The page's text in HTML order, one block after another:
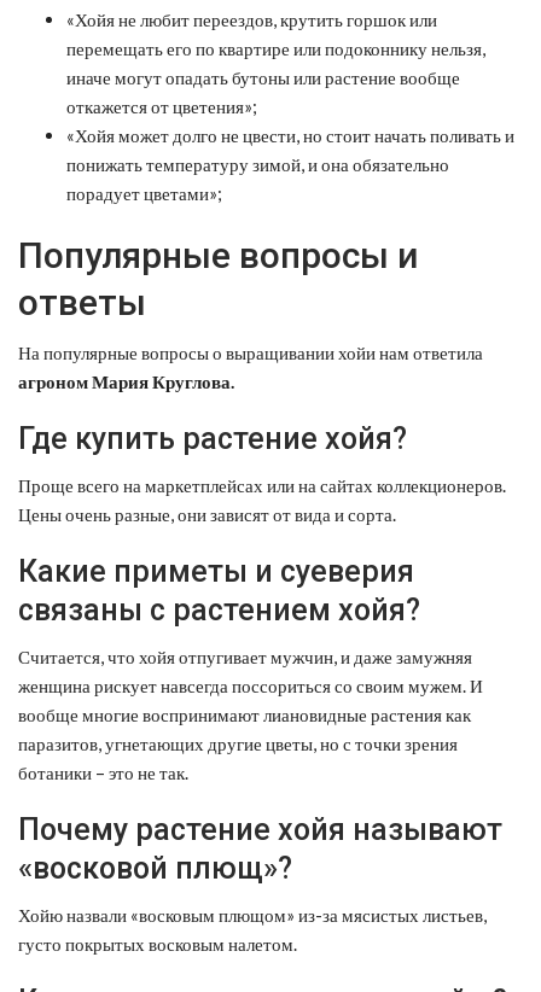
«Хойя не любит переездов, крутить горшок или
перемещать его по квартире или подоконнику нельзя,
иначе могут опадать бутоны или растение вообще
откажется от цветения»;
«Хойя может долго не цвести, но стоит начать поливать и
понижать температуру зимой, и она обязательно
порадует цветами»;
Популярные вопросы и
ответы
На популярные вопросы о выращивании хойи нам ответила
агрономМария Круглова.
Где купить растение хойя?
Проще всего на маркетплейсах или на сайтах коллекционеров.
Цены очень разные, они зависят от вида и сорта.
Какие приметы и суеверия
связаны с растением хойя?
Считается, что хойя отпугивает мужчин, и даже замужняя
женщина рискует навсегда поссориться со своим мужем. И
вообще многие воспринимают лиановидные растения как
паразитов, угнетающих другие цветы, но с точки зрения
ботаники – это не так.
Почему растение хойя называют
«восковой плющ»?
Хойю назвали «восковым плющом» из-за мясистых листьев,
густо покрытых восковым налетом.